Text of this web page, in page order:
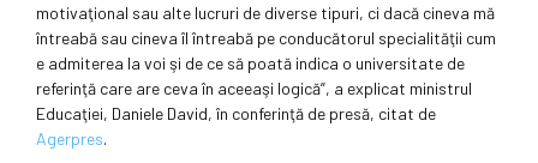
motivaţional sau alte lucruri de diverse tipuri, ci dacă cineva mă
întreabă sau cineva îl întreabă pe conducătorul specialităţii cum
e admiterea la voi şi de ce să poată indica o universitate de
referinţă care are ceva în aceeaşi logică”, a explicat ministrul
Educaţiei, Daniele David, în conferinţă de presă, citat de
Agerpres.